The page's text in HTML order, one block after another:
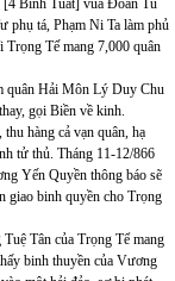
Bính Tuất] vua Đoàn Tù
phụ tá, Phạm Ni Ta làm phủ
Tế mang 7,000 quân
quân Hải Môn Lý Duy Chu
gọi Biền về kinh.
hàng cả vạn quân, hạ
tử thủ. Tháng 11-12/866
Yến Quyền thông báo sẽ
giao binh quyền cho Trọng
Tân của Trọng Tể mang
binh thuyền của Vương